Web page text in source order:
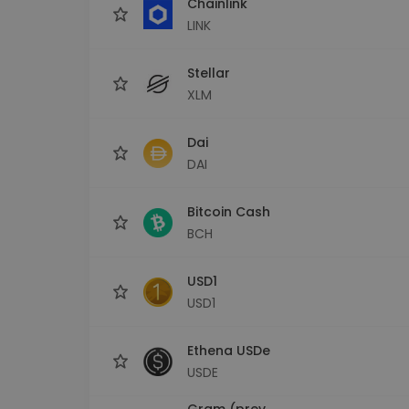
LINK
Stellar
XLM
Dai
DAI
Bitcoin Cash
BCH
USD1
USD1
Ethena USDe
USDE